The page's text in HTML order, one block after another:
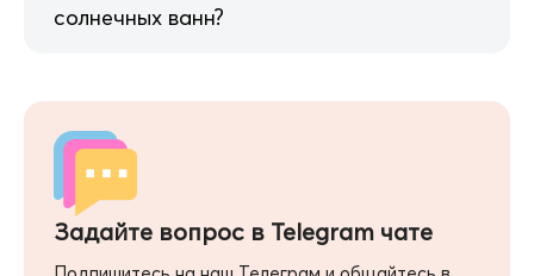
солнечных ванн?
Задайте вопрос в Telegram чате